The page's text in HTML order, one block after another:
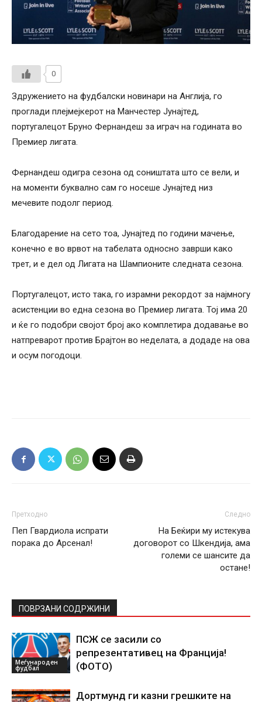
0
Здружението на фудбалски новинари на Англија, го
проглади плејмејкерот на Манчестер Јунајтед,
португалецот Бруно Фернандеш за играч на годината во
Премиер лигата.
Фернандеш одигра сезона од соништата што се вели, и
на моменти буквално сам го носеше Јунајтед низ
мечевите подолг период.
Благодарение на сето тоа, Јунајтед по години мачење,
конечно е во врвот на табелата односно заврши како
трет, и е дел од Лигата на Шампионите следната сезона.
Португалецот, исто така, го израмни рекордот за најмногу
асистенции во една сезона во Премиер лигата. Тој има 20
и ќе го подобри својот број ако комплетира додавање во
натпреварот против Брајтон во неделата, а додаде на ова
и осум погодоци.
Претходно
Пеп Гвардиола испрати
порака до Арсенал!
Следно
На Беќири му истекува
договорот со Шкендија, ама
големи се шансите да
остане!
ПОВРЗАНИ СОДРЖИНИ
Меѓународен
фудбал
ПСЖ се засили со
репрезентативец на Франција!
(ФОТО)
Дортмунд ги казни грешките на